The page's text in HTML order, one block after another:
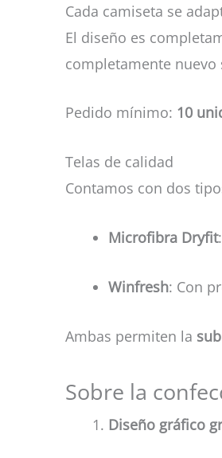
Cada camiseta se
El diseño es
completamente
Pedido mínimo: 10
Telas de calidad
Contamos con dos
Microfibra Dryfit
Winfresh: Con
Ambas permiten la
Sobre la
Diseño gráfico